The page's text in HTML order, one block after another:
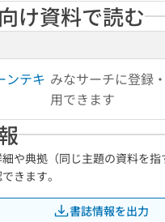
け資料で読む
ンテキ みなサーチに登録
用できます
や典拠（同じ主題の資料を
きます。
書誌情報を出力